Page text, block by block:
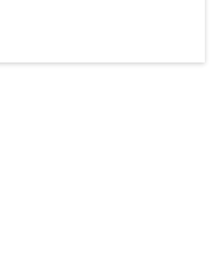
ist aber integrativer